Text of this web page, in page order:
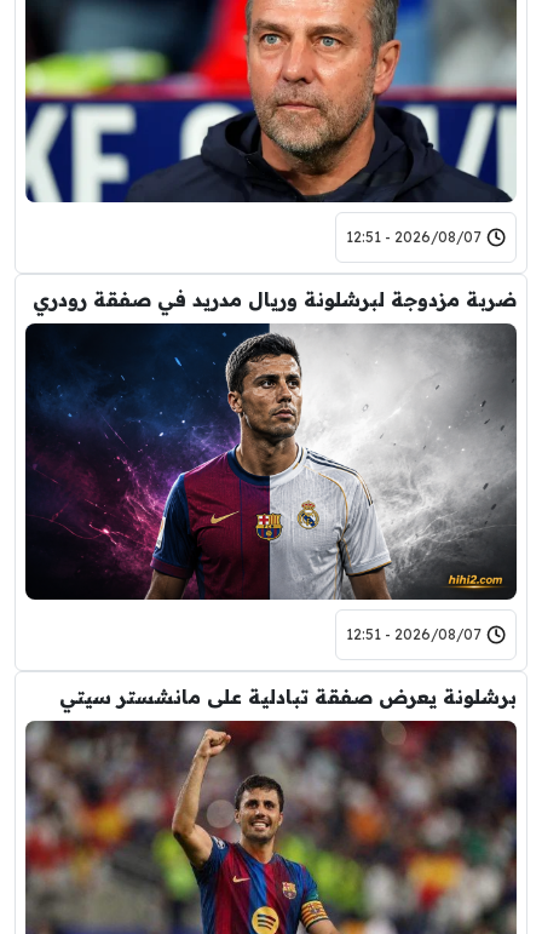
2026/08/07 - 12:51
ضربة مزدوجة لبرشلونة وريال مدريد في صفقة رودري
2026/08/07 - 12:51
برشلونة يعرض صفقة تبادلية على مانشستر سيتي